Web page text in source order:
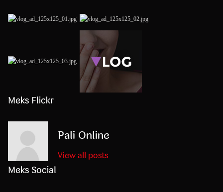
Meks Flickr
Pali Online
View all posts
Meks Social